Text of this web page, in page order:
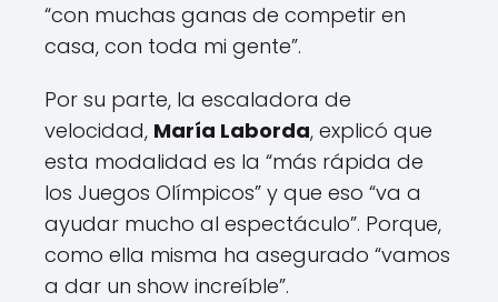
“con muchas ganas de competir en
casa, con toda mi gente”.
Por su parte, la escaladora de
velocidad, María Laborda, explicó que
esta modalidad es la “más rápida de
los Juegos Olímpicos” y que eso “va a
ayudar mucho al espectáculo”. Porque,
como ella misma ha asegurado “vamos
a dar un show increíble”.